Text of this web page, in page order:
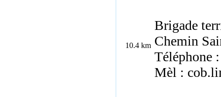
10.4 km
Brigade
Chemin
Téléphone
Mèl :